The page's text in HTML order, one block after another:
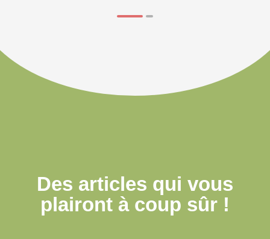
Des articles qui vous
plairont à coup sûr !